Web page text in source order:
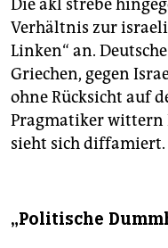
Die akl strebe
Verhältnis zur
Linken“ an.
Griechen, gegen
ohne Rücksicht auf
Pragmatiker wittern
sieht sich
„Politische